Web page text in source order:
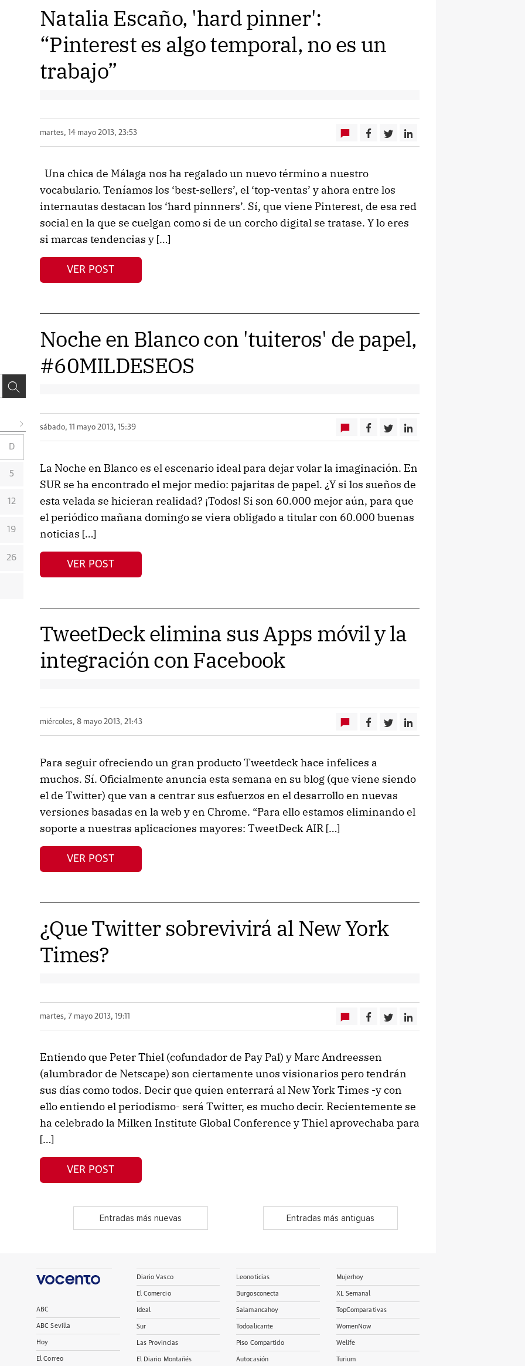
Natalia Escaño, 'hard pinner':
“Pinterest es algo temporal, no es un
trabajo”
martes, 14 mayo 2013, 23:53
Una chica de Málaga nos ha regalado un nuevo término a nuestro
vocabulario. Teníamos los ‘best-sellers’, el ‘top-ventas’ y ahora entre los
internautas destacan los ‘hard pinnners’. Sí, que viene Pinterest, de esa red
social en la que se cuelgan como si de un corcho digital se tratase. Y lo eres
si marcas tendencias y […]
VER POST
Noche en Blanco con 'tuiteros' de papel,
#60MILDESEOS
sábado, 11 mayo 2013, 15:39
La Noche en Blanco es el escenario ideal para dejar volar la imaginación. En
SUR se ha encontrado el mejor medio: pajaritas de papel. ¿Y si los sueños de
esta velada se hicieran realidad? ¡Todos! Si son 60.000 mejor aún, para que
el periódico mañana domingo se viera obligado a titular con 60.000 buenas
noticias […]
VER POST
TweetDeck elimina sus Apps móvil y la
integración con Facebook
miércoles, 8 mayo 2013, 21:43
Para seguir ofreciendo un gran producto Tweetdeck hace infelices a
muchos. Sí. Oficialmente anuncia esta semana en su blog (que viene siendo
el de Twitter) que van a centrar sus esfuerzos en el desarrollo en nuevas
versiones basadas en la web y en Chrome. “Para ello estamos eliminando el
soporte a nuestras aplicaciones mayores: TweetDeck AIR […]
VER POST
¿Que Twitter sobrevivirá al New York
Times?
martes, 7 mayo 2013, 19:11
Entiendo que Peter Thiel (cofundador de Pay Pal) y Marc Andreessen
(alumbrador de Netscape) son ciertamente unos visionarios pero tendrán
sus días como todos. Decir que quien enterrará al New York Times -y con
ello entiendo el periodismo- será Twitter, es mucho decir. Recientemente se
ha celebrado la Milken Institute Global Conference y Thiel aprovechaba para
[…]
VER POST
Entradas más nuevas Entradas más antiguas
D
5
12
19
26
ABC
ABC Sevilla
Hoy
El Correo
Diario Vasco
El Comercio
Ideal
Sur
Las Provincias
El Diario Montañés
Leonoticias
Burgosconecta
Salamancahoy
Todoalicante
Piso Compartido
Autocasión
Mujerhoy
XL Semanal
TopComparativas
WomenNow
Welife
Turium